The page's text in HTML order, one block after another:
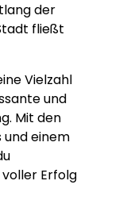
der
fließt
Vielzahl
und
Mit den
und einem
Erfolg